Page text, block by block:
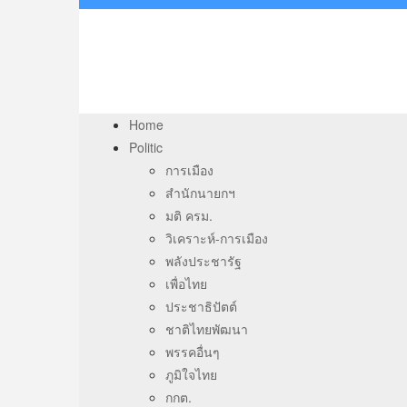
Home
Politic
การเมือง
สำนักนายกฯ
มติ ครม.
วิเคราะห์-การเมือง
พลังประชารัฐ
เพื่อไทย
ประชาธิปัตต์
ชาติไทยพัฒนา
พรรคอื่นๆ
ภูมิใจไทย
กกต.